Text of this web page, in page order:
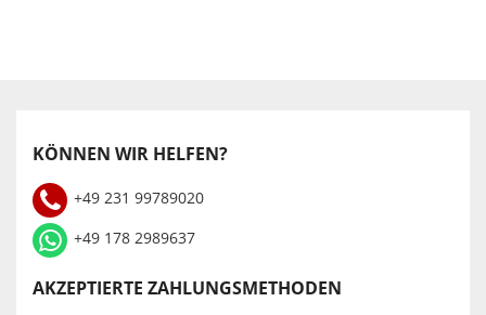
KÖNNEN WIR HELFEN?
+49 231 99789020
+49 178 2989637
AKZEPTIERTE ZAHLUNGSMETHODEN